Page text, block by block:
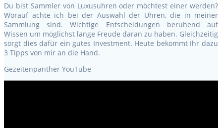
Du bist Sammler von Luxusuhren oder möchtest einer werden?
Worauf achte ich bei der Auswahl der Uhren, die in meiner
Sammlung sind. Wichtige Entscheidungen beruhend auf
Wissen um möglichst lange Freude daran zu haben. Gleichzeitig
sorgt dies dafür ein gutes Investment. Heute bekommt Ihr dazu
3 Tipps von mir an die Hand.
Gezeitenpanther YouTube